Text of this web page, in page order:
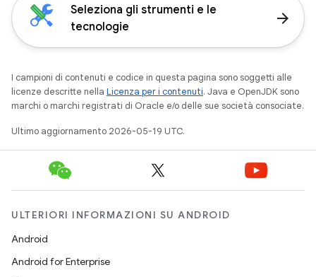
Seleziona gli strumenti e le
tecnologie
arrow_forward
I campioni di contenuti e codice in questa pagina sono soggetti alle
licenze descritte nella Licenza per i contenuti. Java e OpenJDK sono
marchi o marchi registrati di Oracle e/o delle sue società consociate.
Ultimo aggiornamento 2026-05-19 UTC.
ULTERIORI INFORMAZIONI SU ANDROID
Android
Android for Enterprise